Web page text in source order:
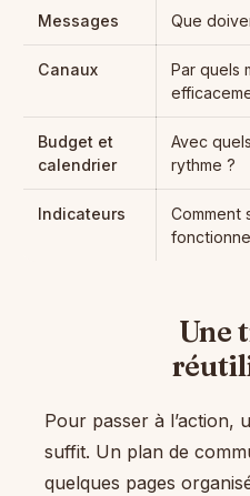
Messages Que
Canaux
Par quels
Budget et
calendrier
Avec
rythme ?
Indicateurs
Comment
Une
Pour passer à l’action,
suffit. Un plan de
quelques pages